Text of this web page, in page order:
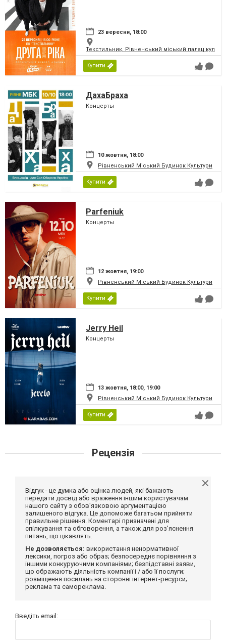
23 вересня, 18:00
Текстильник, Рівненський міський палац
Купити
ДахаБраха
Концерты
10 жовтня, 18:00
Рівненський Міський Будинок Культури
Купити
Parfeniuk
Концерты
12 жовтня, 19:00
Рівненський Міський Будинок Культури
Купити
Jerry Heil
Концерты
13 жовтня, 18:00, 19:00
Рівненський Міський Будинок Культури
Купити
Рецензія
Відгук - це думка або оцінка людей, які бажають
передати досвід або враження іншим користувачам
нашого сайту з обов'язковою аргументацією
залишеного відгука. Це допоможе багатьом прийняти
правильне рішення. Коментарі призначені для
спілкування та обговорення, а також для роз'яснення
питань, що цікавлять.
Не дозволяється: використання ненормативної
лексики, погроз або образ; безпосереднє порівняння з
іншими конкуруючими компаніями; безпідставні заяви,
що ображають діяльність компанії і / або її послуги;
розміщення посилань на сторонні інтернет-ресурси;
реклама та самореклама.
Введіть email: